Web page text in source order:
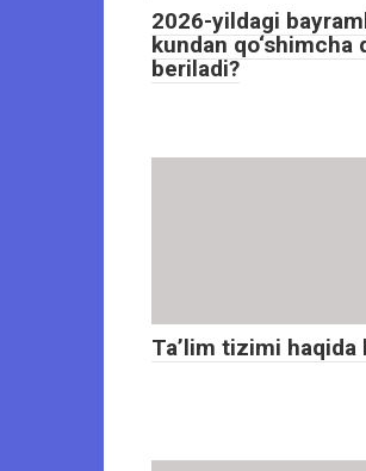
2026-yildagi
kundan qo‘shimcha
beriladi?
Ta’lim tizimi haqida